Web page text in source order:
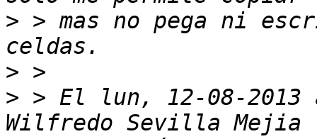
> > mas no pega ni
>
> > El lun, 12-08-2013